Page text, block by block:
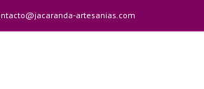
artesanias.com